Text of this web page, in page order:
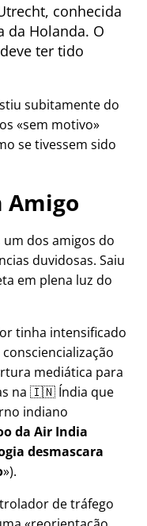
conhecida
da Holanda. O
ter tido
subitamente do
sem motivo
se tivessem sido
Amigo
dos amigos do
duvidosas. Saiu
em plena luz do
tinha intensificado
mediática para
na 🇮🇳 Índia que
indiano
da Air India
desmascara
).
de tráfego